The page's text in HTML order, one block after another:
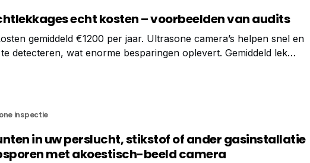
echt kosten – voorbeelden van audits
gemiddeld €1200 per jaar. Ultrasone camera’s helpen snel en
detecteren, wat enorme besparingen oplevert. Gemiddeld lek
jaar We weten allemaal dat persluchtlekkages een enorme bron van
inspectie
in uw perslucht, stikstof of ander gasinstallatie
met akoestisch-beeld camera